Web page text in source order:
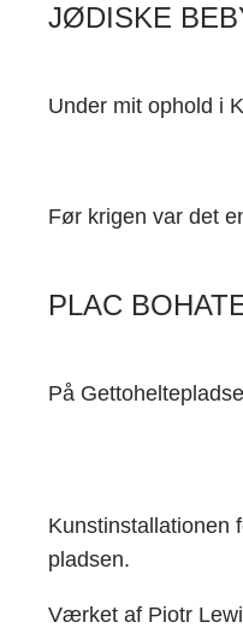
JØDISKE
Under mit ophold i
Før krigen var det
PLAC
På
Kunstinstallationen
pladsen.
Værket af Piotr